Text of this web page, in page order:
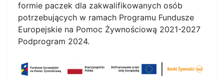
formie paczek dla zakwalifikowanych osób
potrzebujących w ramach Programu Fundusze
Europejskie na Pomoc Żywnościową 2021-2027
Podprogram 2024.